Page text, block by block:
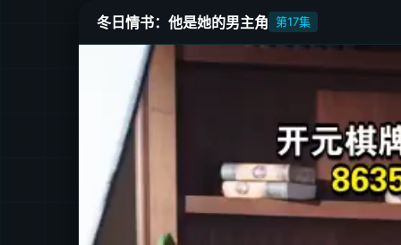
冬日情书：他是她的男主角 第17集